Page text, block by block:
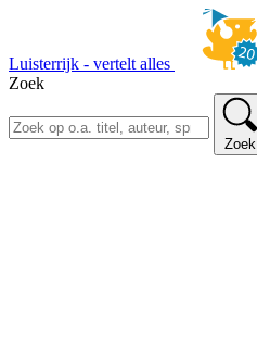
Luisterrijk - vertelt alles
Zoek
Zoek